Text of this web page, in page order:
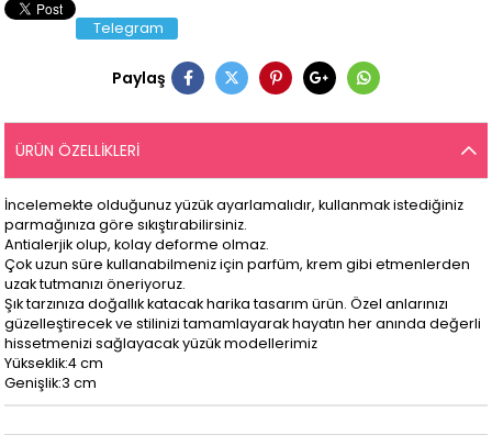
Telegram
Paylaş
ÜRÜN ÖZELLIKLERI
İncelemekte olduğunuz yüzük ayarlamalıdır, kullanmak istediğiniz
parmağınıza göre sıkıştırabilirsiniz.
Antialerjik olup, kolay deforme olmaz.
Çok uzun süre kullanabilmeniz için parfüm, krem gibi etmenlerden
uzak tutmanızı öneriyoruz.
Şık tarzınıza doğallık katacak harika tasarım ürün. Özel anlarınızı
güzelleştirecek ve stilinizi tamamlayarak hayatın her anında değerli
hissetmenizi sağlayacak yüzük modellerimiz
Yükseklik:4 cm
Genişlik:3 cm